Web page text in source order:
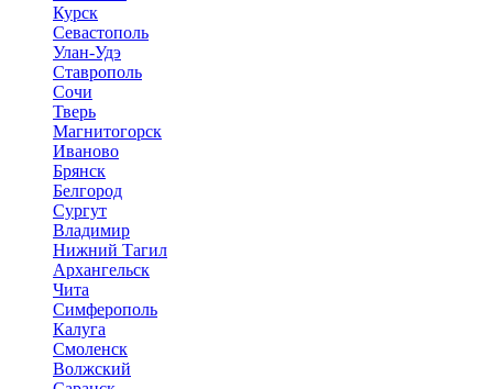
Курск
Севастополь
Улан-Удэ
Ставрополь
Сочи
Тверь
Магнитогорск
Иваново
Брянск
Белгород
Сургут
Владимир
Нижний Тагил
Архангельск
Чита
Симферополь
Калуга
Смоленск
Волжский